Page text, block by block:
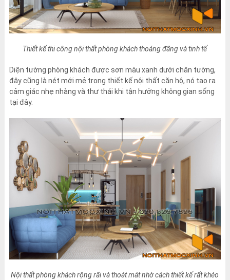
Thiết kế thi công nội thất phòng khách thoáng đãng và tinh tế
Diện tường phòng khách được sơn màu xanh dưới chân tường,
đây cũng là nét mới mẻ trong thiết kế nội thất căn hộ, nó tạo ra
cảm giác nhẹ nhàng và thư thái khi tận hưởng không gian sống
tại đây.
Nội thất phòng khách rộng rãi và thoát mát nhờ cách thiết kế rất khéo